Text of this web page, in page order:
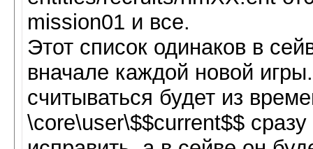
mission01 и все.
Этот список одинаков в
вначале каждой новой
считываться будет из
\core\user\$$current$$